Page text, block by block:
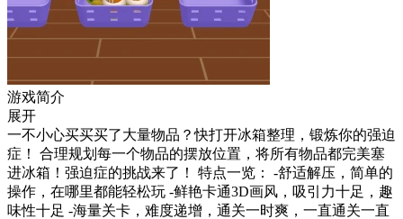
游戏简介
展开
一不小心买买买了大量物品？快打开冰箱整理，锻炼你的强迫
症！ 合理规划每一个物品的摆放位置，将所有物品都完美塞
进冰箱！强迫症的挑战来了！ 特点一览： -舒适解压，简单的
操作，在哪里都能轻松玩 -鲜艳卡通3D画风，吸引力十足，趣
味性十足 -海量关卡，难度递增，通关一时爽，一直通关一直